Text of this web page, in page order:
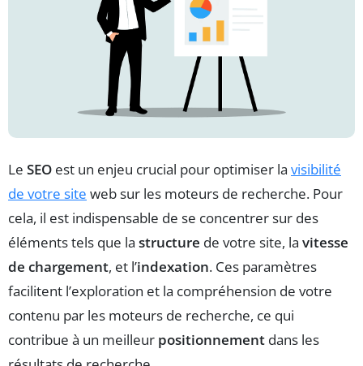
Le SEO est un enjeu crucial pour optimiser la visibilité
de votre site web sur les moteurs de recherche. Pour
cela, il est indispensable de se concentrer sur des
éléments tels que la structure de votre site, la vitesse
de chargement, et l’indexation. Ces paramètres
facilitent l’exploration et la compréhension de votre
contenu par les moteurs de recherche, ce qui
contribue à un meilleur positionnement dans les